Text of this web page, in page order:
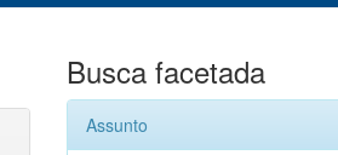
Busca facetada
Assunto